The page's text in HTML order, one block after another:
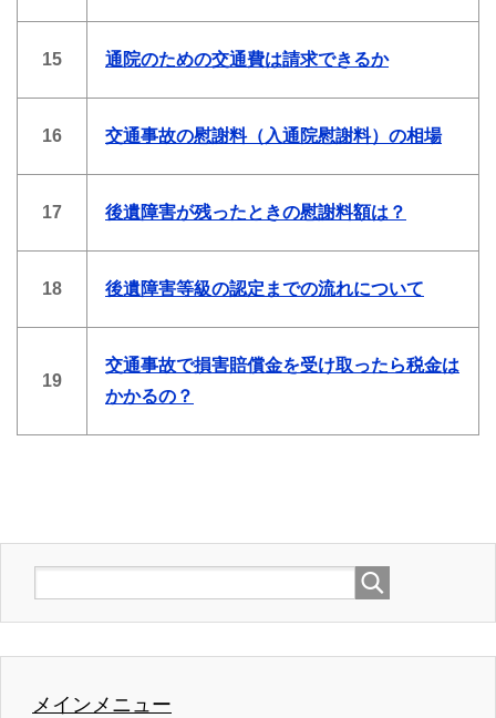
15 通院のための交通費は請求できるか
16 交通事故の慰謝料（入通院慰謝料）の相場
17 後遺障害が残ったときの慰謝料額は？
18 後遺障害等級の認定までの流れについて
19
交通事故で損害賠償金を受け取ったら税金は
かかるの？
メインメニュー